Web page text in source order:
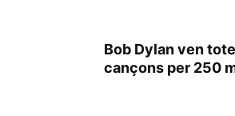
Bob Dylan ven
cançons per 250